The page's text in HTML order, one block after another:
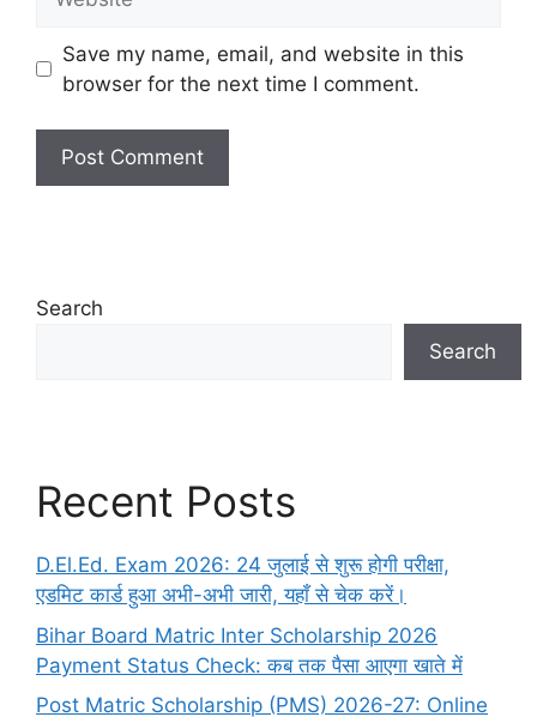
Save my name, email, and website in this
browser for the next time I comment.
Search
Search
Recent Posts
D.El.Ed. Exam 2026: 24 जुलाई से शुरू होगी परीक्षा,
एडमिट कार्ड हुआ अभी-अभी जारी, यहाँ से चेक करें।
Bihar Board Matric Inter Scholarship 2026
Payment Status Check: कब तक पैसा आएगा खाते में
Post Matric Scholarship (PMS) 2026-27: Online